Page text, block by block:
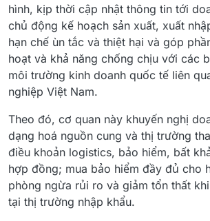
hình, kịp thời cập nhật thông tin tới
chủ động kế hoạch sản xuất, xuất
hạn chế ùn tắc và thiệt hại và góp
hoạt và khả năng chống chịu với các
môi trường kinh doanh quốc tế liên
nghiệp Việt Nam.
Theo đó, cơ quan này khuyến nghị
dạng hoá nguồn cung và thị trường
điều khoản logistics, bảo hiểm, bất
hợp đồng; mua bảo hiểm đầy đủ cho
phòng ngừa rủi ro và giảm tổn thất
tại thị trường nhập khẩu.